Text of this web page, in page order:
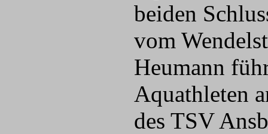
beiden
vom
Heumann
Aquathleten
des TSV